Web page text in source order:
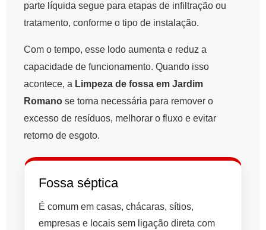
parte líquida segue para etapas de infiltração ou
tratamento, conforme o tipo de instalação.
Com o tempo, esse lodo aumenta e reduz a
capacidade de funcionamento. Quando isso
acontece, a Limpeza de fossa em Jardim
Romano se torna necessária para remover o
excesso de resíduos, melhorar o fluxo e evitar
retorno de esgoto.
Fossa séptica
É comum em casas, chácaras, sítios,
empresas e locais sem ligação direta com